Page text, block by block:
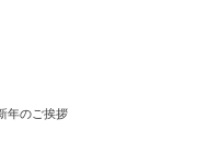
年のご挨拶